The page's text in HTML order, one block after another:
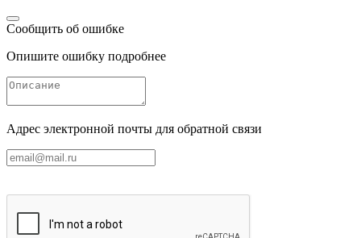
Сообщить об ошибке
Опишите ошибку подробнее
Адрес электронной почты для обратной связи